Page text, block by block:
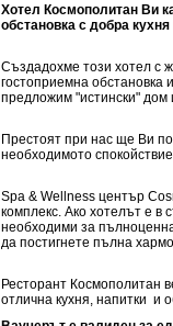
Хотел Космополитан Ви
обстановка с добра
Създадохме този хотел с
гостоприемна
предложим "истински" дом
Престоят при нас ще Ви
необходимото
Spa & Wellness център
комплекс. Ако хотелът е в
необходими за
да постигнете пълна
Ресторант Космополитан
отлична кухня, напитки и